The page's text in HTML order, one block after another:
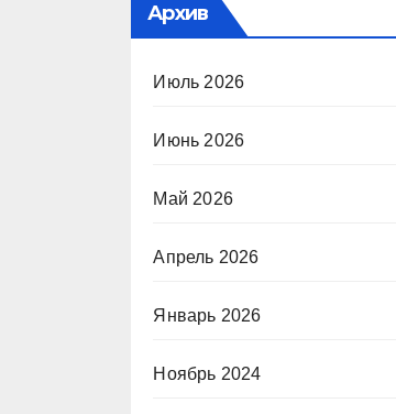
Архив
Июль 2026
Июнь 2026
Май 2026
Апрель 2026
Январь 2026
Ноябрь 2024